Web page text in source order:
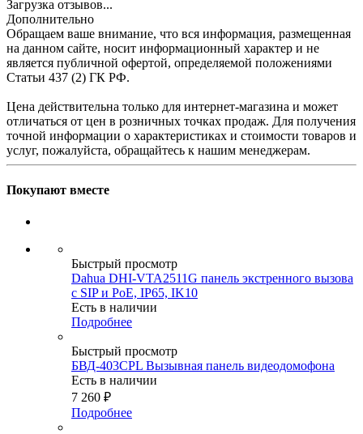
Загрузка отзывов...
Дополнительно
Обращаем ваше внимание, что вся информация, размещенная
на данном сайте, носит информационный характер и не
является публичной офертой, определяемой положениями
Статьи 437 (2) ГК РФ.
Цена действительна только для интернет-магазина и может
отличаться от цен в розничных точках продаж. Для получения
точной информации о характеристиках и стоимости товаров и
услуг, пожалуйста, обращайтесь к нашим менеджерам.
Покупают вместе
Быстрый просмотр
Dahua DHI-VTA2511G панель экстренного вызова
с SIP и PoE, IP65, IK10
Есть в наличии
Подробнее
Быстрый просмотр
БВД-403CPL Вызывная панель видеодомофона
Есть в наличии
7 260 ₽
Подробнее